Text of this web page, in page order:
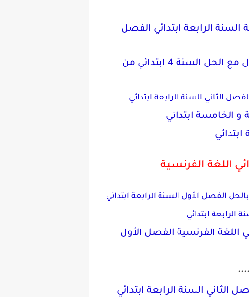
السنة الرابعة ابتدائي الفصل
مراجعة في الرياضيات والعربية الفصل الأول مع الحل السنة 4 ابتدائي من
الثاني السنة الرابعة ابتدائي
و الخامسة ابتدائي
اللغة الفرنسية
الفصل الأول السنة الرابعة ابتدائي
ابتدائي
اللغة الفرنسية الفصل الأول
السنة الرابعة ابتدائي